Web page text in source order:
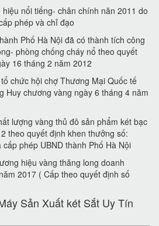
nổi tiếng- chân chính năn 2011 do
phép và chỉ đạo
Phố Hà Nội đã có thành tích công
phòng chống cháy nổ theo quyết
16 tháng 2 năm 2012
chức hội chợ Thương Mại Quốc tế
Huy chương vàng ngày 6 tháng 4 năm
lượng vàng thủ đô sản phẩm két bạc
theo quyết định khen thưởng số:
phép UBND thành Phố Hà Nội
hiệu vàng thăng long doanh
2017 ( Cấp theo quyết định số
Sản Xuất két Sắt Uy Tín